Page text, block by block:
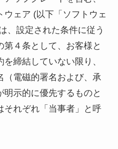
ウェア (以下「ソフトウェ
、設定された条件に従う
第４条として、お客様と
締結していない限り、
（電磁的署名および、承
示的に優先するものと
それぞれ「当事者」と呼